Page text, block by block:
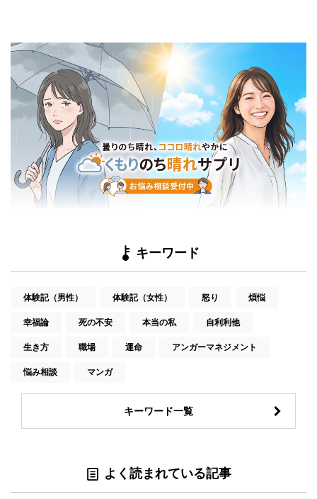
キーワード
体験記（男性） 体験記（女性） 怒り 煩悩
幸福論 死の不安 本当の私 自利利他
生き方 職場 運命 アンガーマネジメント
悩み相談 マンガ
キーワード一覧
よく読まれている記事